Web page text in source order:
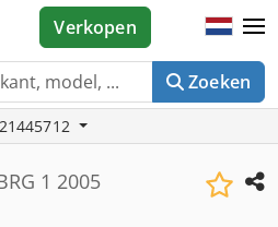
Zoeken
Verkopen
1 2005